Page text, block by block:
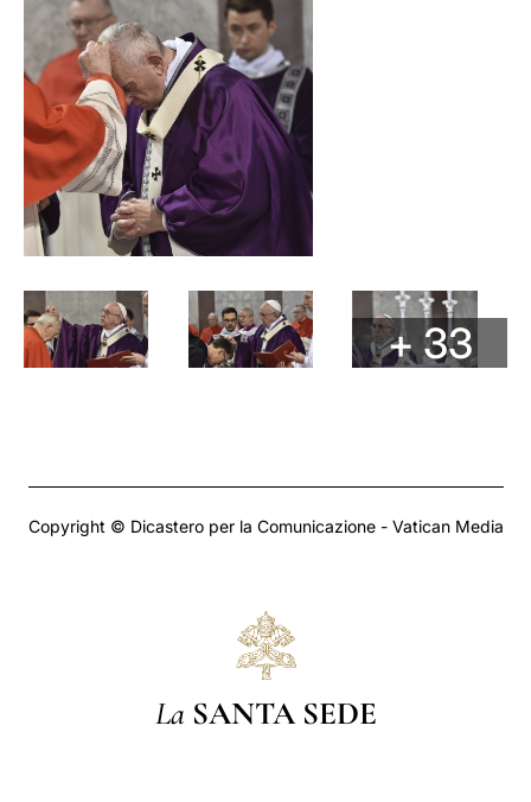
+ 33
Copyright © Dicastero per la Comunicazione - Vatican Media
La SANTA SEDE